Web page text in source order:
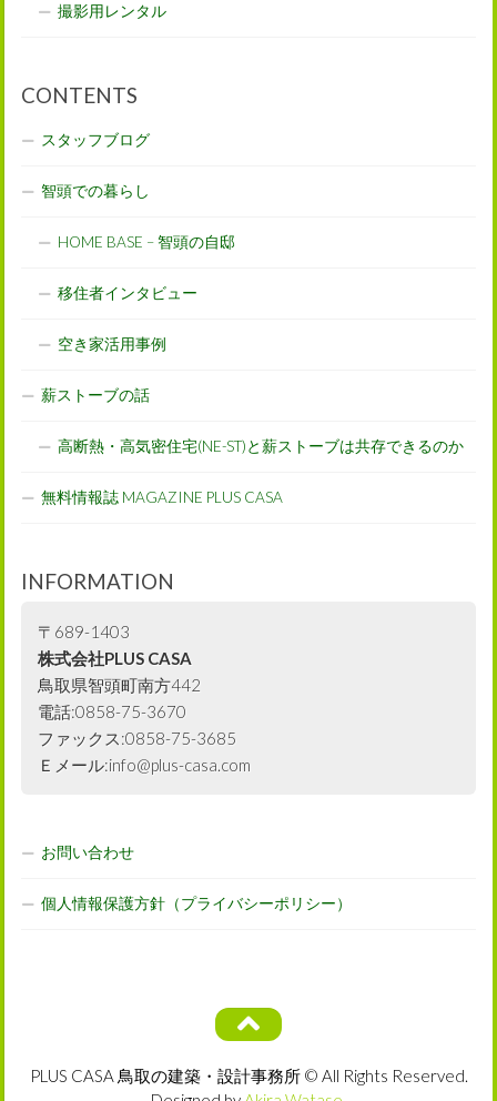
撮影用レンタル
CONTENTS
スタッフブログ
智頭での暮らし
HOME BASE – 智頭の自邸
移住者インタビュー
空き家活用事例
薪ストーブの話
高断熱・高気密住宅(NE-ST)と薪ストーブは共存できるのか
無料情報誌 MAGAZINE PLUS CASA
INFORMATION
〒689-1403
株式会社PLUS CASA
鳥取県智頭町南方442
電話:0858-75-3670
ファックス:0858-75-3685
Ｅメール:info@plus-casa.com
お問い合わせ
個人情報保護方針（プライバシーポリシー）
PLUS CASA 鳥取の建築・設計事務所 © All Rights Reserved.